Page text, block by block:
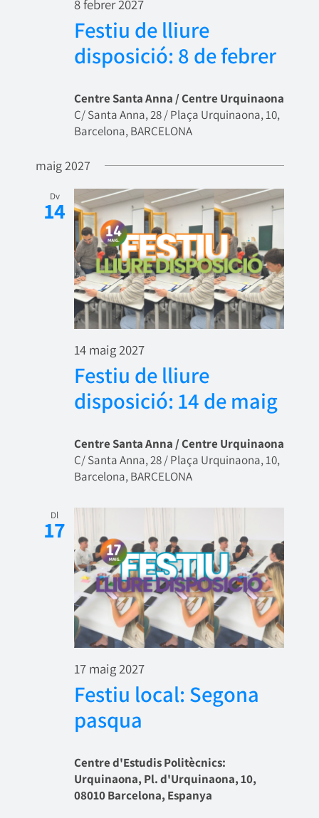
8 febrer 2027
Festiu de lliure
disposició: 8 de febrer
Centre Santa Anna / Centre Urquinaona
C/ Santa Anna, 28 / Plaça Urquinaona, 10,
Barcelona, BARCELONA
maig 2027
Dv
14
14 maig 2027
Festiu de lliure
disposició: 14 de maig
Centre Santa Anna / Centre Urquinaona
C/ Santa Anna, 28 / Plaça Urquinaona, 10,
Barcelona, BARCELONA
Dl
17
17 maig 2027
Festiu local: Segona
pasqua
Centre d'Estudis Politècnics:
Urquinaona, Pl. d'Urquinaona, 10,
08010 Barcelona, Espanya